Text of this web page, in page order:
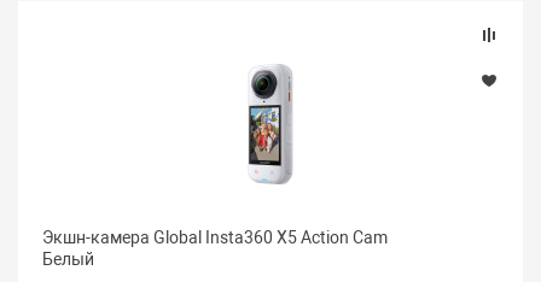
Экшн-камера Global Insta360 X5 Action Cam
Белый